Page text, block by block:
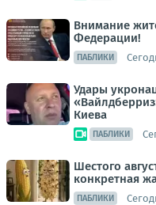
Внимание
Федерации!
ПАБЛИКИ
Удары
Киева
ПАБЛИКИ
Шестого
конкретная
ПАБЛИКИ